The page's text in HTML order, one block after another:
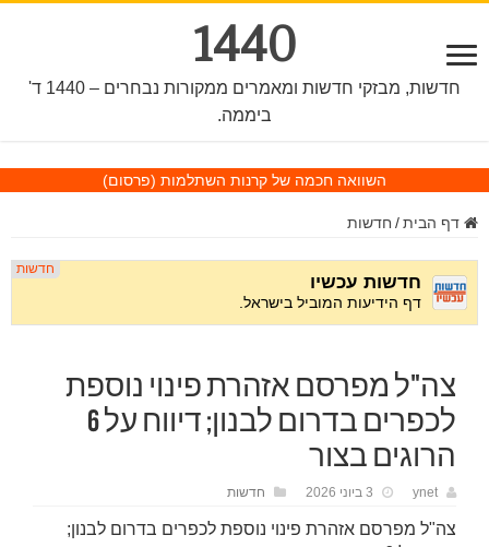
1440
חדשות, מבזקי חדשות ומאמרים ממקורות נבחרים – 1440 ד'
ביממה.
השוואה חכמה של קרנות השתלמות (פרסום)
דף הבית / חדשות
צה"ל מפרסם אזהרת פינוי נוספת
לכפרים בדרום לבנון; דיווח על 6
הרוגים בצור
ynet 3 ביוני 2026 חדשות
צה"ל מפרסם אזהרת פינוי נוספת לכפרים בדרום לבנון;